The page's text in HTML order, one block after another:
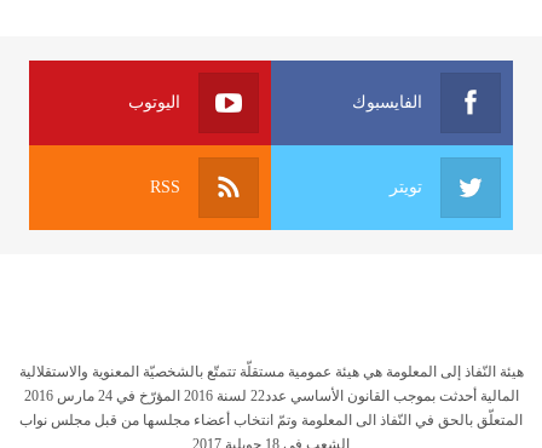
الفايسبوك اليوتوب
تويتر RSS
هيئة النّفاذ إلى المعلومة هي هيئة عمومية مستقلّة تتمتّع بالشخصيّة المعنوية والاستقلالية
المالية أحدثت بموجب القانون الأساسي عدد22 لسنة 2016 المؤرّخ في 24 مارس 2016
المتعلّق بالحق في النّفاذ الى المعلومة وتمّ انتخاب أعضاء مجلسها من قبل مجلس نواب
الشعب في 18 جويلية 2017